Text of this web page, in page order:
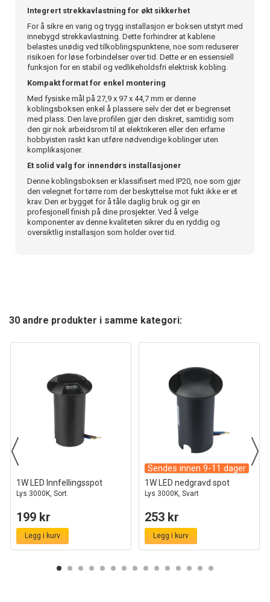
Integrert strekkavlastning for økt sikkerhet
For å sikre en varig og trygg installasjon er boksen utstyrt med
innebygd strekkavlastning. Dette forhindrer at kablene
belastes unødig ved tilkoblingspunktene, noe som reduserer
risikoen for løse forbindelser over tid. Dette er en essensiell
funksjon for en stabil og vedlikeholdsfri elektrisk kobling.
Kompakt format for enkel montering
Med fysiske mål på 27,9 x 97 x 44,7 mm er denne
koblingsboksen enkel å plassere selv der det er begrenset
med plass. Den lave profilen gjør den diskret, samtidig som
den gir nok arbeidsrom til at elektrikeren eller den erfarne
hobbyisten raskt kan utføre nødvendige koblinger uten
komplikasjoner.
Et solid valg for innendørs installasjoner
Denne koblingsboksen er klassifisert med IP20, noe som gjør
den velegnet for tørre rom der beskyttelse mot fukt ikke er et
krav. Den er bygget for å tåle daglig bruk og gir en
profesjonell finish på dine prosjekter. Ved å velge
komponenter av denne kvaliteten sikrer du en ryddig og
oversiktlig installasjon som holder over tid.
30 andre produkter i samme kategori:
1W LED Innfellingsspot
Lys 3000K, Sort.
199 kr
Legg i kurv
Sendes innen 9-11 dager
1W LED nedgravd spot
Lys 3000K, Svart
253 kr
Legg i kurv